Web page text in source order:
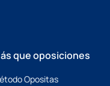
que oposiciones
Opositas